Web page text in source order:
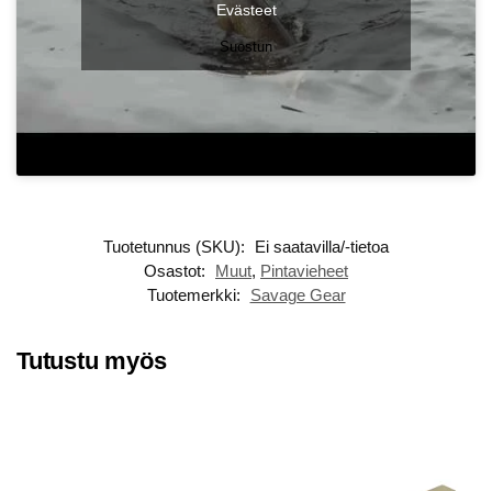
Evästeet
Suostun
Tuotetunnus (SKU):
Ei saatavilla/-tietoa
Osastot:
Muut, Pintavieheet
Tuotemerkki:
Savage Gear
Tutustu myös